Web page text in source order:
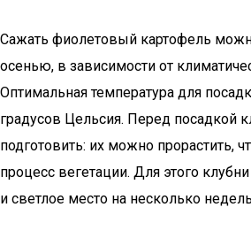
Сажать фиолетовый картофель
осенью, в зависимости от
Оптимальная температура для
градусов Цельсия. Перед посадкой
подготовить: их можно прорастить,
процесс вегетации. Для этого
и светлое место на несколько